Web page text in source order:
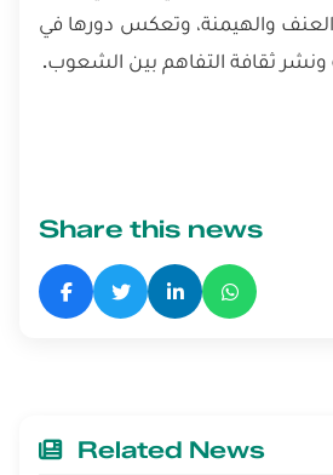
والهيمنة، وتعكس دورها في
ونشر ثقافة التفاهم بين الشعوب.
Share this news
Related News